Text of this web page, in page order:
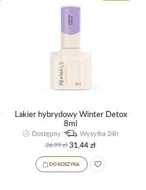
Lakier hybrydowy Winter Detox
8ml
Dostępny
Wysyłka 24h
36,99 zł 31,44 zł
DO KOSZYKA